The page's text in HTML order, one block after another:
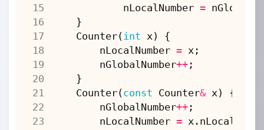
nLocalNumber =
}
Counter( int x )
{
nLocalNumber = x ;
nGlobalNumber++;
}
Counter(const Counter& x )
{
nGlobalNumber++;
nLocalNumber = x .